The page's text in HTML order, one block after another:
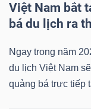
Việt Nam bắt
bá du lịch ra
Ngay trong năm
du lịch Việt Nam
quảng bá trực tiếp
tài
chính